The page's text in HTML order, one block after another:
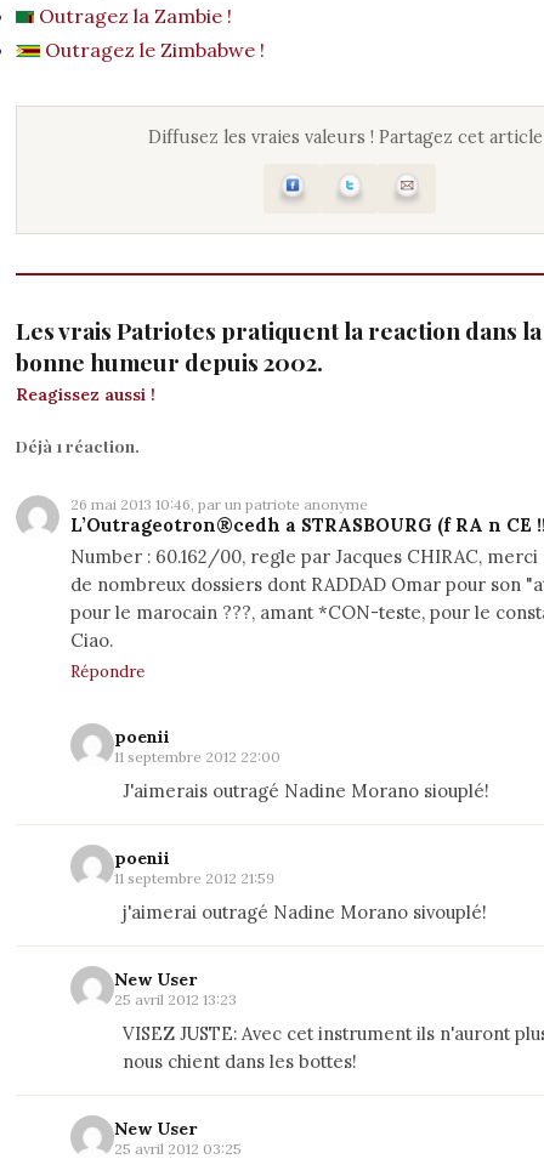
Outragez la Zambie !
Outragez le Zimbabwe !
Diffusez les vraies valeurs ! Partagez cet
Les vrais Patriotes pratiquent la reaction dans
bonne humeur depuis 2002.
Reagissez aussi !
Déjà 1 réaction.
26 mai 2013 10:46, par un patriote anonyme
L’Outrageotron®cedh a STRASBOURG (f RA n CE
Number : 60.162/00, regle par Jacques CHIRAC,
de nombreux dossiers dont RADDAD Omar pour son
pour le marocain ???, amant *CON-teste, pour le
Ciao.
Répondre
poenii
11 septembre 2012 22:00
J'aimerais outragé Nadine Morano siouplé!
poenii
11 septembre 2012 21:59
j'aimerai outragé Nadine Morano sivouplé!
New User
25 avril 2012 13:23
VISEZ JUSTE: Avec cet instrument ils n'auront
nous chient dans les bottes!
New User
25 avril 2012 03:25